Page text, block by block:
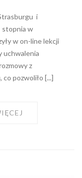
i
stopnia w
w on-line lekcji
uchwalenia
z
pozwoliło [...]